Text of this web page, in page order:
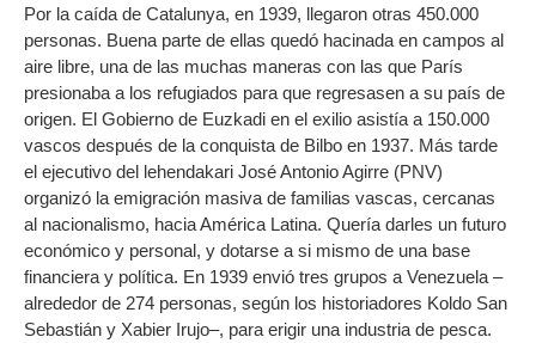
Por la caída de Catalunya, en 1939, llegaron otras 450.000
personas. Buena parte de ellas quedó hacinada en campos al
aire libre, una de las muchas maneras con las que París
presionaba a los refugiados para que regresasen a su país de
origen. El Gobierno de Euzkadi en el exilio asistía a 150.000
vascos después de la conquista de Bilbo en 1937. Más tarde
el ejecutivo del lehendakari José Antonio Agirre (PNV)
organizó la emigración masiva de familias vascas, cercanas
al nacionalismo, hacia América Latina. Quería darles un futuro
económico y personal, y dotarse a si mismo de una base
financiera y política. En 1939 envió tres grupos a Venezuela –
alrededor de 274 personas, según los historiadores Koldo San
Sebastián y Xabier Irujo–, para erigir una industria de pesca.